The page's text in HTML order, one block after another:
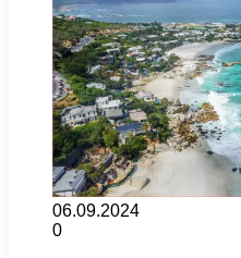
06.09.2024
0